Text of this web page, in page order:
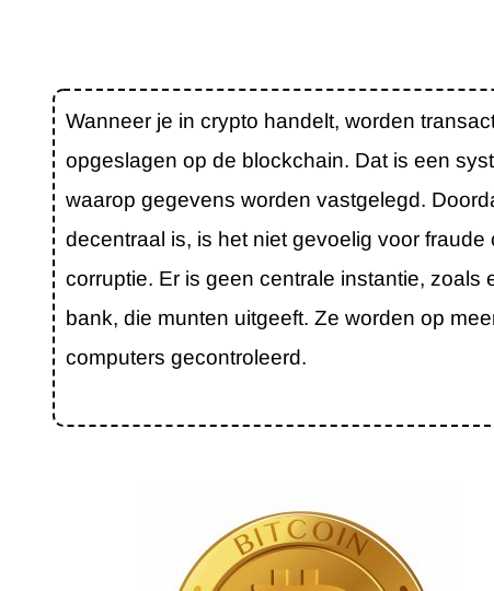
Wanneer je in crypto handelt, worden
opgeslagen op de blockchain. Dat is een
waarop gegevens worden vastgelegd.
decentraal is, is het niet gevoelig voor fraude
corruptie. Er is geen centrale instantie, zoals
bank, die munten uitgeeft. Ze worden op
computers gecontroleerd.